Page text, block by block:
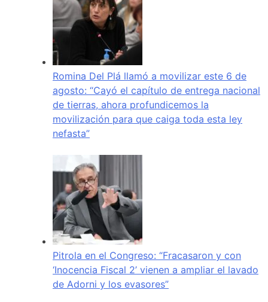
Romina Del Plá llamó a movilizar este 6 de
agosto: “Cayó el capítulo de entrega nacional
de tierras, ahora profundicemos la
movilización para que caiga toda esta ley
nefasta”
Pitrola en el Congreso: “Fracasaron y con
‘Inocencia Fiscal 2’ vienen a ampliar el lavado
de Adorni y los evasores”